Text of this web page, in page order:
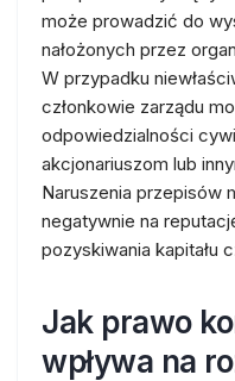
może prowadzić do
nałożonych przez
W przypadku
członkowie zarządu
odpowiedzialności
akcjonariuszom lub
Naruszenia przepisów
negatywnie na
pozyskiwania kapitału
Jak prawo
wpływa na